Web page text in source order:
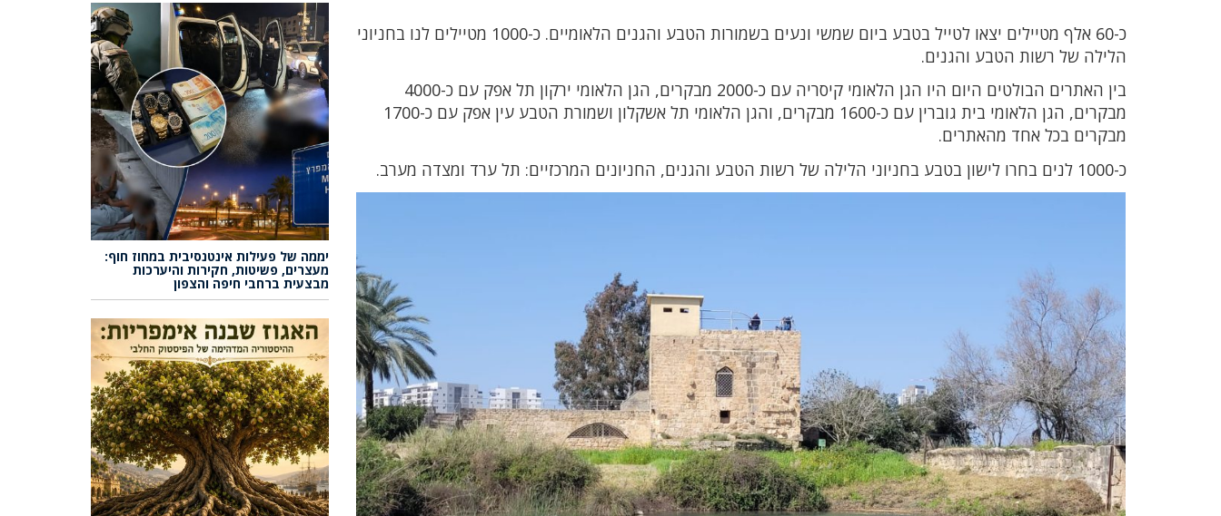
כ-60 אלף מטיילים יצאו לטייל בטבע ביום שמשי ונעים בשמורות הטבע והגנים הלאומיים. כ-1000 מטיילים לנו בחניוני
הלילה של רשות הטבע והגנים.
בין האתרים הבולטים היום היו הגן הלאומי קיסריה עם כ-2000 מבקרים, הגן הלאומי ירקון תל אפק עם כ-4000
מבקרים, הגן הלאומי בית גוברין עם כ-1600 מבקרים, והגן הלאומי תל אשקלון ושמורת הטבע עין אפק עם כ-1700
מבקרים בכל אחד מהאתרים.
כ-1000 לנים בחרו לישון בטבע בחניוני הלילה של רשות הטבע והגנים, החניונים המרכזיים: תל ערד ומצדה מערב.
יממה של פעילות אינטנסיבית במחוז חוף:
מעצרים, פשיטות, חקירות והיערכות
מבצעית ברחבי חיפה והצפון